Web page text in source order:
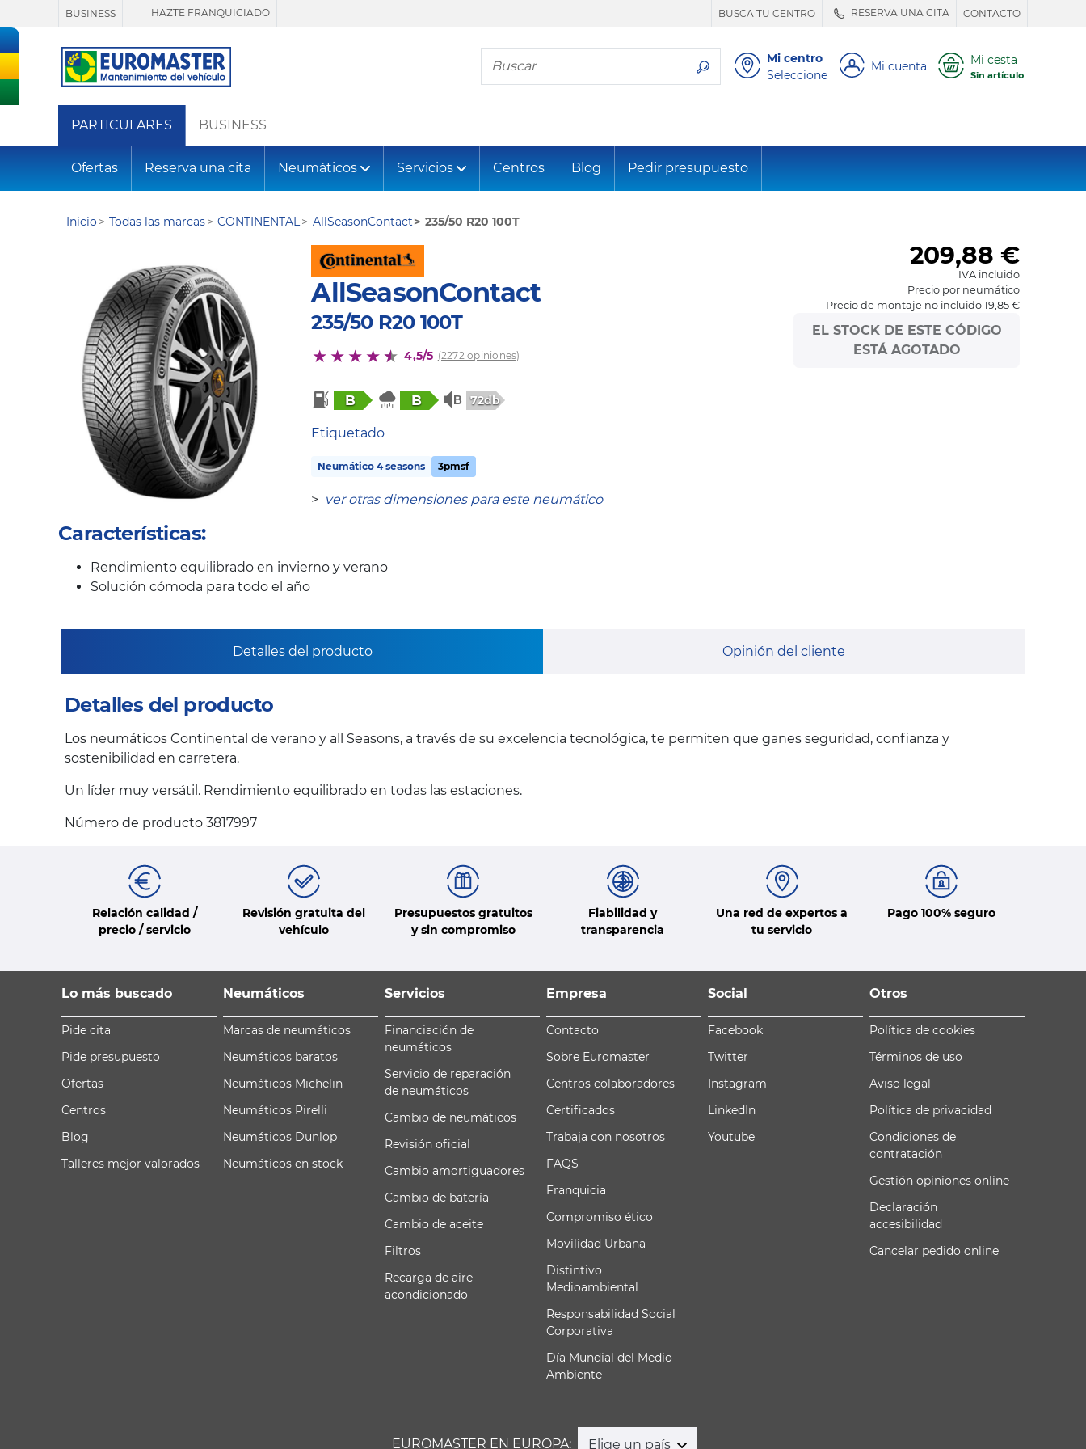
BUSINESS HAZTE FRANQUICIADO BUSCA TU CENTRO RESERVA UNA CITA CONTACTO
Busca tu neumático
Mi centro
Seleccione
Mi cuenta Mi cesta
Sin artículo
PARTICULARES BUSINESS
Ofertas Reserva una cita Neumáticos Servicios Centros Blog Pedir presupuesto
Inicio Todas las marcas CONTINENTAL AllSeasonContact 235/50 R20 100T
AllSeasonContact
235/50 R20 100T
4,5/5 (2272 opiniones)
B B 72db
Etiquetado
Neumático 4 seasons 3pmsf
> ver otras dimensiones para este neumático
209,88 €
IVA incluido
Precio por neumático
Precio de montaje no incluido 19,85 €
EL STOCK DE ESTE CÓDIGO
ESTÁ AGOTADO
Características:
Rendimiento equilibrado en invierno y verano
Solución cómoda para todo el año
Detalles del producto Opinión del cliente
Detalles del producto
Los neumáticos Continental de verano y all Seasons, a través de su excelencia tecnológica, te permiten que ganes seguridad, confianza y
sostenibilidad en carretera.
Un líder muy versátil. Rendimiento equilibrado en todas las estaciones.
Número de producto 3817997
Relación calidad /
precio / servicio
Revisión gratuita del
vehículo
Presupuestos gratuitos
y sin compromiso
Fiabilidad y
transparencia
Una red de expertos a
tu servicio
Pago 100% seguro
Lo más buscado
Pide cita
Pide presupuesto
Ofertas
Centros
Blog
Talleres mejor valorados
Neumáticos
Marcas de neumáticos
Neumáticos baratos
Neumáticos Michelin
Neumáticos Pirelli
Neumáticos Dunlop
Neumáticos en stock
Servicios
Financiación de
neumáticos
Servicio de reparación
de neumáticos
Cambio de neumáticos
Revisión oficial
Cambio amortiguadores
Cambio de batería
Cambio de aceite
Filtros
Recarga de aire
acondicionado
Empresa
Contacto
Sobre Euromaster
Centros colaboradores
Certificados
Trabaja con nosotros
FAQS
Franquicia
Compromiso ético
Movilidad Urbana
Distintivo
Medioambiental
Responsabilidad Social
Corporativa
Día Mundial del Medio
Ambiente
Social
Facebook
Twitter
Instagram
LinkedIn
Youtube
Otros
Política de cookies
Términos de uso
Aviso legal
Política de privacidad
Condiciones de
contratación
Gestión opiniones online
Declaración
accesibilidad
Cancelar pedido online
EUROMASTER EN EUROPA: Elige un país